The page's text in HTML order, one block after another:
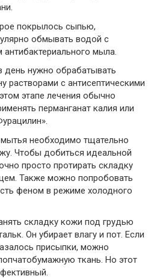
покрылось сыпью,
обмывать водой с
антибактериального мыла.
день нужно обрабатывать
растворами с антисептическими
этапе лечения обычно
перманганат калия или
необходимо тщательно
Чтобы добиться идеальной
просто протирать складку
Также можно попробовать
феном в режиме холодного
складку кожи под грудью
Он убирает влагу и пот. Если
присыпки, можно
ткань. Но этот